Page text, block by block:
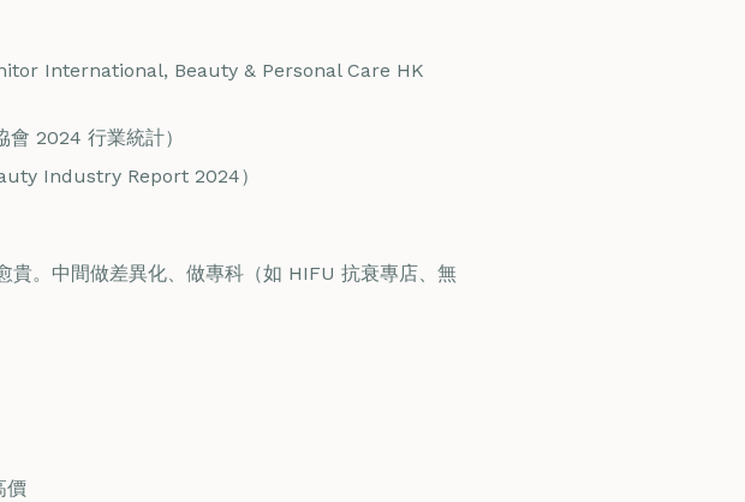
International, Beauty & Personal Care HK
會 2024 行業統計）
Industry Report 2024）
。中間做差異化、做專科（如 HIFU 抗衰專店、無
價